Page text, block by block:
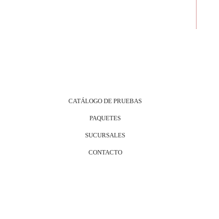
CATÁLOGO DE PRUEBAS
PAQUETES
SUCURSALES
CONTACTO